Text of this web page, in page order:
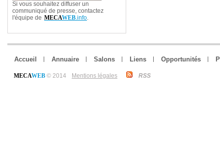
Si vous souhaitez diffuser un
communiqué de presse, contactez
l'équipe de MECAWEB.info.
Accueil Annuaire Salons Liens Opportunités
MECAWEB © 2014 Mentions légales RSS